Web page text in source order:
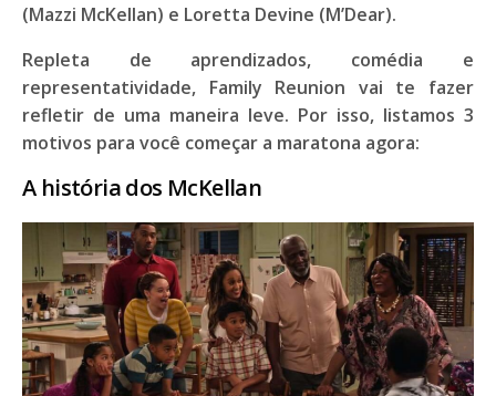
(Mazzi McKellan) e Loretta Devine (M’Dear).
Repleta de aprendizados, comédia e
representatividade, Family Reunion vai te fazer
refletir de uma maneira leve. Por isso, listamos 3
motivos para você começar a maratona agora:
A história dos McKellan